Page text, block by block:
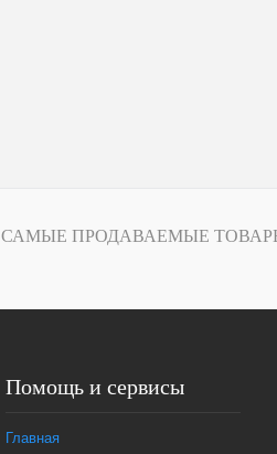
САМЫЕ ПРОДАВАЕМЫЕ
Помощь и сервисы
Главная